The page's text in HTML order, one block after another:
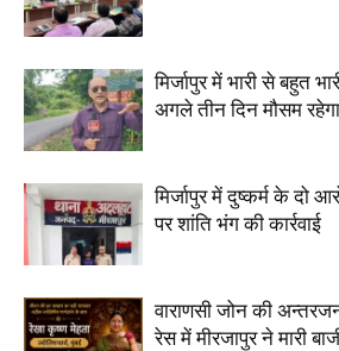
मिर्जापुर में भारी से बहुत
अगले तीन दिन मौसम
मिर्जापुर में दुष्कर्म के दो
पर शांति भंग की कार्रवाई
वाराणसी जोन की
रेस में मीरजापुर ने मारी